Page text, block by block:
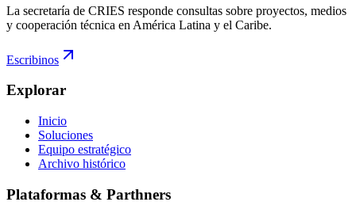
La secretaría de CRIES responde consultas sobre proyectos, medios
y cooperación técnica en América Latina y el Caribe.
Escribinos
Explorar
Inicio
Soluciones
Equipo estratégico
Archivo histórico
Plataformas & Parthners